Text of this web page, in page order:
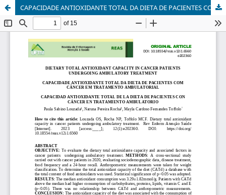
CAPACIDADE ANTIOXIDANTE TOTAL DA DIETA DE PACIENTES COM CÂNCER EM TRATAMENTO AMBULATORIAL